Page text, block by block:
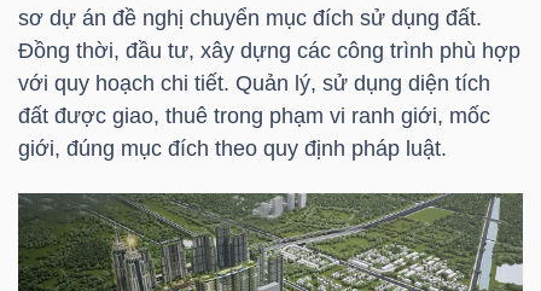
sơ dự án đề nghị chuyển mục đích sử dụng đất.
Đồng thời, đầu tư, xây dựng các công trình phù hợp
với quy hoạch chi tiết. Quản lý, sử dụng diện tích
đất được giao, thuê trong phạm vi ranh giới, mốc
giới, đúng mục đích theo quy định pháp luật.
NGÀNH
DOANH
NGHIỆP